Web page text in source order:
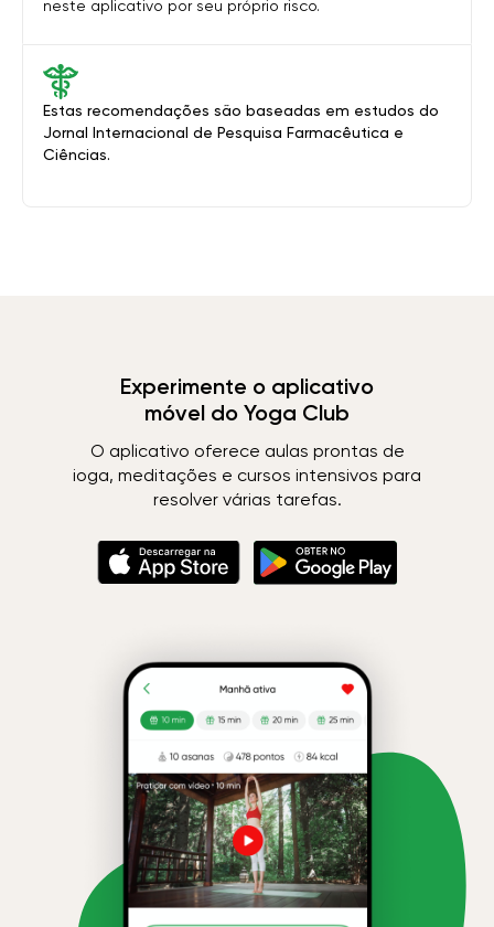
Estas recomendações são baseadas em estudos do
Jornal Internacional de Pesquisa Farmacêutica e
Ciências.
neste aplicativo por seu próprio risco.
Experimente o aplicativo
móvel do Yoga Club
O aplicativo oferece aulas prontas de
ioga, meditações e cursos intensivos para
resolver várias tarefas.